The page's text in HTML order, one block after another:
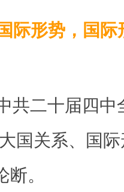
际形势，国
共二十届四中
国关系、国
。